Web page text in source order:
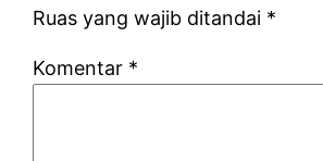
Ruas yang wajib ditandai *
Komentar *